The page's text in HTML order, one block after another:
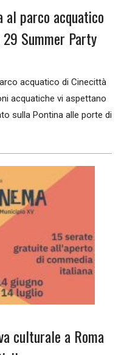
al parco acquatico
Summer Party
acquatico di Cinecittà
acquatiche vi aspettano
sulla Pontina alle porte di
culturale a Roma